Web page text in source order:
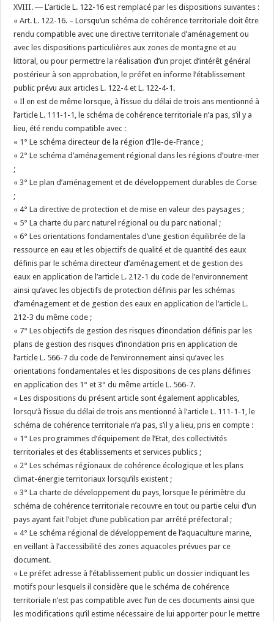
XVIII. ― L’article L. 122-16 est remplacé par les dispositions suivantes :
« Art. L. 122-16. – Lorsqu’un schéma de cohérence territoriale doit être
rendu compatible avec une directive territoriale d’aménagement ou
avec les dispositions particulières aux zones de montagne et au
littoral, ou pour permettre la réalisation d’un projet d’intérêt général
postérieur à son approbation, le préfet en informe l’établissement
public prévu aux articles L. 122-4 et L. 122-4-1.
« Il en est de même lorsque, à l’issue du délai de trois ans mentionné à
l’article L. 111-1-1, le schéma de cohérence territoriale n’a pas, s’il y a
lieu, été rendu compatible avec :
« 1° Le schéma directeur de la région d’Ile-de-France ;
« 2° Le schéma d’aménagement régional dans les régions d’outre-mer
;
« 3° Le plan d’aménagement et de développement durables de Corse
;
« 4° La directive de protection et de mise en valeur des paysages ;
« 5° La charte du parc naturel régional ou du parc national ;
« 6° Les orientations fondamentales d’une gestion équilibrée de la
ressource en eau et les objectifs de qualité et de quantité des eaux
définis par le schéma directeur d’aménagement et de gestion des
eaux en application de l’article L. 212-1 du code de l’environnement
ainsi qu’avec les objectifs de protection définis par les schémas
d’aménagement et de gestion des eaux en application de l’article L.
212-3 du même code ;
« 7° Les objectifs de gestion des risques d’inondation définis par les
plans de gestion des risques d’inondation pris en application de
l’article L. 566-7 du code de l’environnement ainsi qu’avec les
orientations fondamentales et les dispositions de ces plans définies
en application des 1° et 3° du même article L. 566-7.
« Les dispositions du présent article sont également applicables,
lorsqu’à l’issue du délai de trois ans mentionné à l’article L. 111-1-1, le
schéma de cohérence territoriale n’a pas, s’il y a lieu, pris en compte :
« 1° Les programmes d’équipement de l’Etat, des collectivités
territoriales et des établissements et services publics ;
« 2° Les schémas régionaux de cohérence écologique et les plans
climat-énergie territoriaux lorsqu’ils existent ;
« 3° La charte de développement du pays, lorsque le périmètre du
schéma de cohérence territoriale recouvre en tout ou partie celui d’un
pays ayant fait l’objet d’une publication par arrêté préfectoral ;
« 4° Le schéma régional de développement de l’aquaculture marine,
en veillant à l’accessibilité des zones aquacoles prévues par ce
document.
« Le préfet adresse à l’établissement public un dossier indiquant les
motifs pour lesquels il considère que le schéma de cohérence
territoriale n’est pas compatible avec l’un de ces documents ainsi que
les modifications qu’il estime nécessaire de lui apporter pour le mettre